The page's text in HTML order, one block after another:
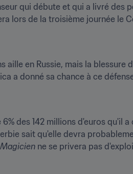
qui débute et qui a livré des
lors de la troisième journée le
aille en Russie, mais la blessure
a donné sa chance à ce
des 142 millions d'euros qu'il
sait qu'elle devra
Magicien ne se privera pas